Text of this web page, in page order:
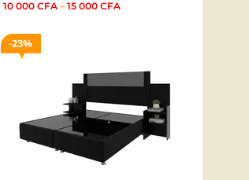
10 000 CFA– 15 000 CFA
23%